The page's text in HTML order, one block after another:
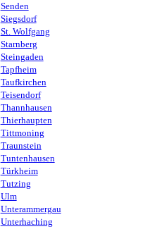
Senden
Siegsdorf
St. Wolfgang
Starnberg
Steingaden
Tapfheim
Taufkirchen
Teisendorf
Thannhausen
Thierhaupten
Tittmoning
Traunstein
Tuntenhausen
Türkheim
Tutzing
Ulm
Unterammergau
Unterhaching